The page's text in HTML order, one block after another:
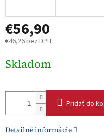
€56,90
€46,26 bez DPH
cena:
Skladom
Pridať do
Detailné informácie